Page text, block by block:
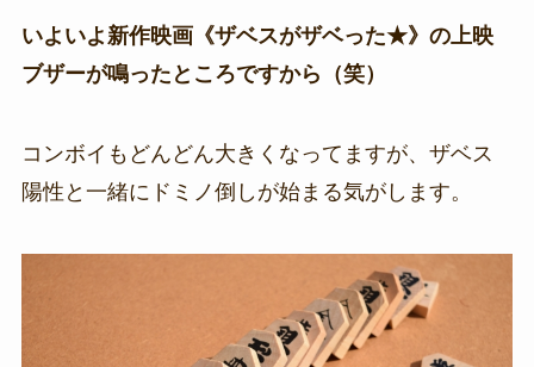
いよいよ新作映画《ザベスがザベった★》の上映
ブザーが鳴ったところですから（笑）
コンボイもどんどん大きくなってますが、ザベス
陽性と一緒にドミノ倒しが始まる気がします。